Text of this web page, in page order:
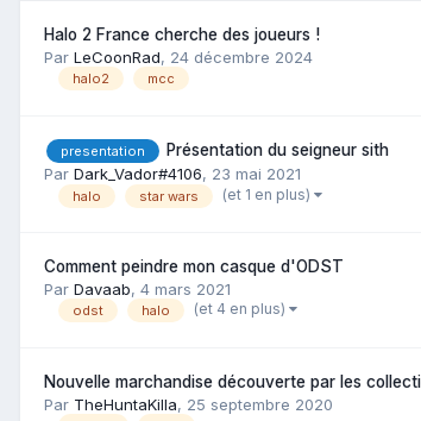
Halo 2 France cherche des joueurs !
Par LeCoonRad, 24 décembre 2024
halo2 mcc
presentation
Présentation du seigneur sith
Par Dark_Vador#4106, 23 mai 2021
halo star wars (et 1 en plus)
Comment peindre mon casque d'ODST
Par Davaab, 4 mars 2021
odst halo (et 4 en plus)
Nouvelle marchandise découverte par les
Par TheHuntaKilla, 25 septembre 2020